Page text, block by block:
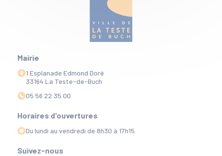
Mairie
1 Esplanade Edmond Doré
33164 La Teste-de-Buch
05 56 22 35 00
Horaires d'ouvertures
Du lundi au vendredi de 8h30 à 17h15
Suivez-nous